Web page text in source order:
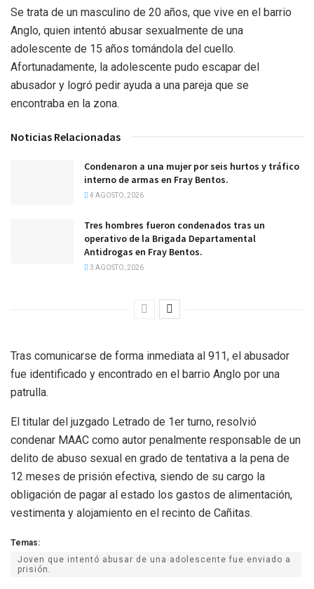
Se trata de un masculino de 20 años, que vive en el barrio
Anglo, quien intentó abusar sexualmente de una
adolescente de 15 años tomándola del cuello.
Afortunadamente, la adolescente pudo escapar del
abusador y logró pedir ayuda a una pareja que se
encontraba en la zona.
Noticias Relacionadas
Condenaron a una mujer por seis hurtos y tráfico
interno de armas en Fray Bentos.
4 AGOSTO, 2026
Tres hombres fueron condenados tras un
operativo de la Brigada Departamental
Antidrogas en Fray Bentos.
3 AGOSTO, 2026
Tras comunicarse de forma inmediata al 911, el abusador
fue identificado y encontrado en el barrio Anglo por una
patrulla.
El titular del juzgado Letrado de 1er turno, resolvió
condenar MAAC como autor penalmente responsable de un
delito de abuso sexual en grado de tentativa a la pena de
12 meses de prisión efectiva, siendo de su cargo la
obligación de pagar al estado los gastos de alimentación,
vestimenta y alojamiento en el recinto de Cañitas.
Temas:
Joven que intentó abusar de una adolescente fue enviado a
prisión.